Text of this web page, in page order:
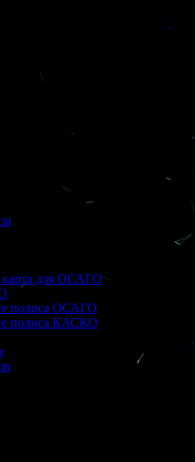
карта для ОСАГО
полиса ОСАГО
полиса КАСКО